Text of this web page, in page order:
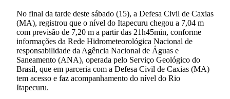
No final da tarde deste sábado (15), a Defesa Civil de Caxias
(MA), registrou que o nível do Itapecuru chegou a 7,04 m
com previsão de 7,20 m a partir das 21h45min, conforme
informações da Rede Hidrometeorológica Nacional de
responsabilidade da Agência Nacional de Águas e
Saneamento (ANA), operada pelo Serviço Geológico do
Brasil, que em parceria com a Defesa Civil de Caxias (MA)
tem acesso e faz acompanhamento do nível do Rio
Itapecuru.